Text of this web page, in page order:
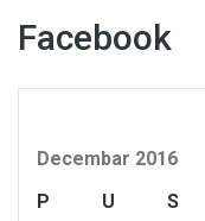
Facebook
Decembar 2016
P
U S